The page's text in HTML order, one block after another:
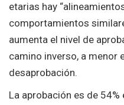
etarias hay
comportamientos
aumenta el nivel de
camino inverso, a menor
desaprobación.
La aprobación es de